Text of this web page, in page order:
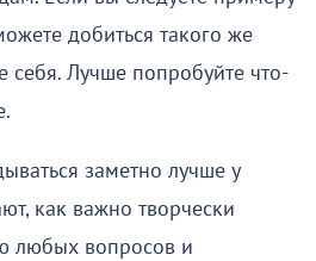
добиться такого же
себя. Лучше попробуйте что-
заметно лучше у
как важно творчески
любых вопросов и